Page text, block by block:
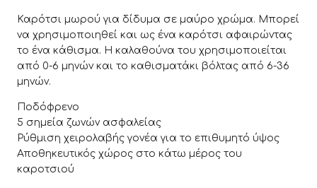
Καρότσι μωρού για δίδυμα σε μαύρο χρώμα. Μπορεί
να χρησιμοποιηθεί και ως ένα καρότσι αφαιρώντας
το ένα κάθισμα. Η καλαθούνα του χρησιμοποιείται
από 0-6 μηνών και το καθισματάκι βόλτας από 6-36
μηνών.
Ποδόφρενο
5 σημεία ζωνών ασφαλείας
Ρύθμιση χειρολαβής γονέα για το επιθυμητό ύψος
Αποθηκευτικός χώρος στο κάτω μέρος του
καροτσιού